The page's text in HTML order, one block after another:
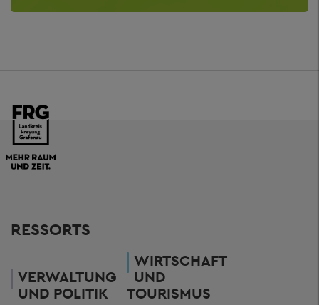
RESSORTS
VERWALTUNG
UND POLITIK
WIRTSCHAFT
UND
TOURISMUS